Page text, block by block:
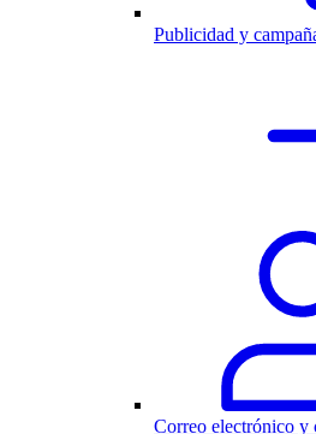
Publicidad y
Correo electrónico y